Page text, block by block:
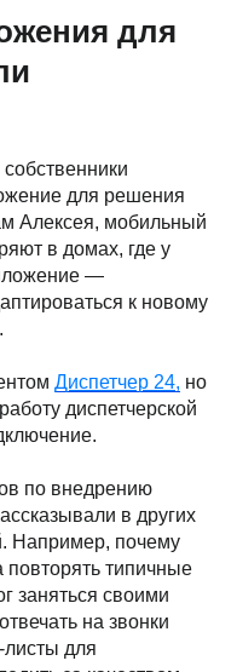
для
для решения
Алексея, мобильный
в домах, где у
—
к новому
Диспетчер 24, но
диспетчерской
по внедрению
в других
Например, почему
повторять типичные
заняться своими
на звонки
листы для